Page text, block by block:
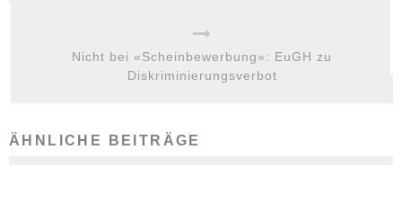
Nicht bei «Scheinbewerbung»: EuGH zu
Diskriminierungsverbot
ÄHNLICHE BEITRÄGE